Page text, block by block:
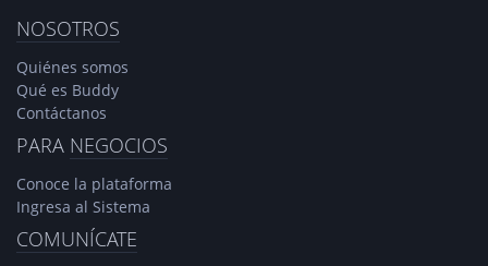
NOSOTROS
Quiénes somos
Qué es Buddy
Contáctanos
PARA NEGOCIOS
Conoce la plataforma
Ingresa al Sistema
COMUNÍCATE